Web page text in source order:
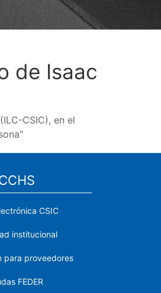
de Isaac
(ILC-CSIC), en el
CSIC
institucional
para proveedores
FEDER